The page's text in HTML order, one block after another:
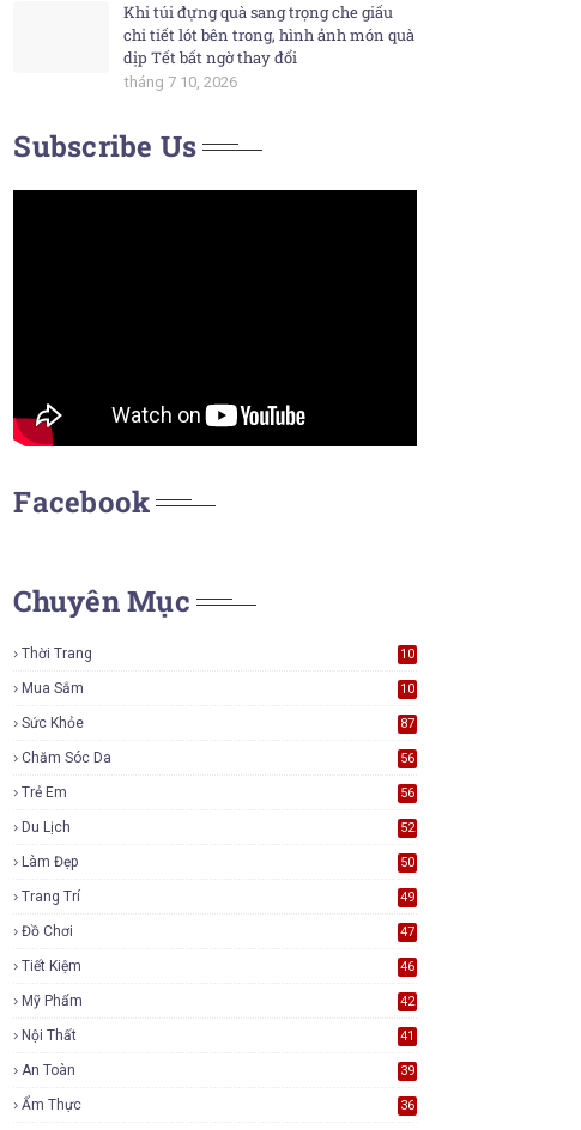
Khi túi đựng quà sang trọng che giấu
chi tiết lót bên trong, hình ảnh món quà
dịp Tết bất ngờ thay đổi
tháng 7 10, 2026
Subscribe Us
Facebook
Chuyên Mục
Thời Trang
10
Mua Sắm
10
Sức Khỏe 87
Chăm Sóc Da 56
Trẻ Em 56
Du Lịch 52
Làm Đẹp 50
Trang Trí 49
Đồ Chơi 47
Tiết Kiệm 46
Mỹ Phẩm 42
Nội Thất 41
An Toàn 39
Ẩm Thực 36